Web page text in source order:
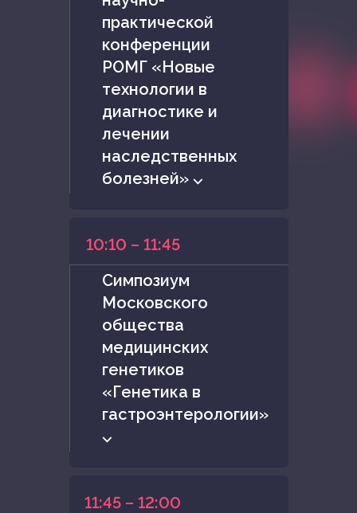
практической
конференции
РОМГ «Новые
технологии в
диагностике и
лечении
наследственных
болезней» ⌵
10:10 – 11:45
Симпозиум
Московского
общества
медицинских
генетиков
«Генетика в
гастроэнтерологии»
⌵
11:45 – 12:00